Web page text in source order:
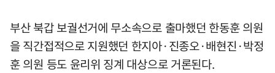
부산 북갑 보궐선거에 무소속으로 출마했던 한동훈 의원
을 직간접적으로 지원했던 한지아·진종오·배현진·박정
훈 의원 등도 윤리위 징계 대상으로 거론된다.